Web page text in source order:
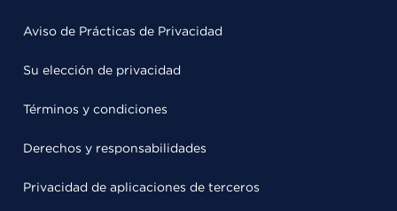
Aviso de Prácticas de Privacidad
Su elección de privacidad
Términos y condiciones
Derechos y responsabilidades
Privacidad de aplicaciones de terceros